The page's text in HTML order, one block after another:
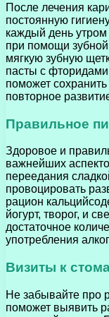
После лечения
постоянную
каждый день утром
при помощи зубной
мягкую зубную
пасты с
поможет
повторное
Правильное
Здоровое и
важнейших
переедания
провоцировать
рацион
йогурт, творог, и
достаточное
употребления
Визиты к
Не забывайте про
поможет выявить